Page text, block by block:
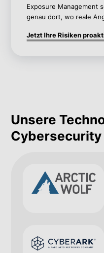
Exposure Management
genau dort, wo reale
Jetzt Ihre Risiken
Unsere
Cybersecurity